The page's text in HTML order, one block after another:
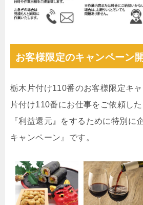
お客様限定のキャンペーン
栃木片付け110番のお客様限定キ
片付け110番にお仕事をご依頼した
『利益還元』をするために特別に
キャンペーン』です。